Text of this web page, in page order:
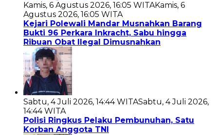
Kamis, 6 Agustus 2026, 16:05 WITAKamis, 6
Agustus 2026, 16:05 WITA
Kejari Polewali Mandar Musnahkan Barang
Bukti 96 Perkara Inkracht, Sabu hingga
Ribuan Obat Ilegal Dimusnahkan
Sabtu, 4 Juli 2026, 14:44 WITASabtu, 4 Juli 2026,
14:44 WITA
Polisi Ringkus Pelaku Pembunuhan, Satu
Korban Anggota TNI